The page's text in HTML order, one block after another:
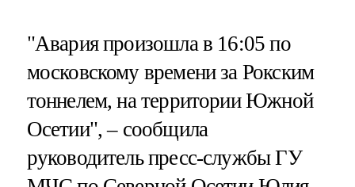
"Авария произошла в 16:05 по
московскому времени за Рокским
тоннелем, на территории Южной
Осетии", – сообщила
руководитель пресс-службы ГУ